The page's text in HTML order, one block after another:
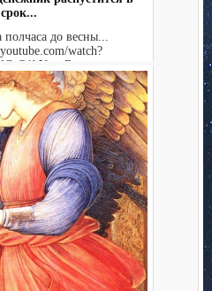
срок...
до весны...
watch?
. Б...